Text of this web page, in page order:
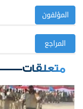
المؤلفون
المراجع
متعلقات